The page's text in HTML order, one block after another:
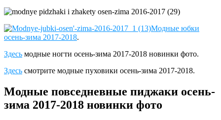
Модные юбки
осень-зима 2017-2018.
Здесь модные ногти осень-зима 2017-2018 новинки фото.
Здесь смотрите модные пуховики осень-зима 2017-2018.
Модные повседневные пиджаки осень-
зима 2017-2018 новинки фото